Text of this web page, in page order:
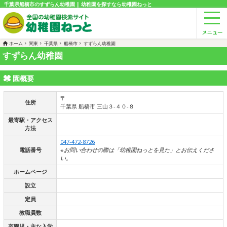
千葉県船橋市のすずらん幼稚園 | 幼稚園を探すなら幼稚園ねっと
ホーム 関東 千葉県 船橋市 すずらん幼稚園
すずらん幼稚園
園概要
住所
〒
千葉県 船橋市 三山３-４０-８
最寄駅・アクセス
方法
電話番号
047-472-8726
※お問い合わせの際は「幼稚園ねっとを見た」とお伝えくださ
い。
ホームページ
設立
定員
教職員数